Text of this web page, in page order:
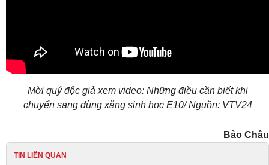
Mời quý độc giả xem video: Những điều cần biết khi
chuyển sang dùng xăng sinh học E10/ Nguồn: VTV24
Bảo Châu
TIN LIÊN QUAN